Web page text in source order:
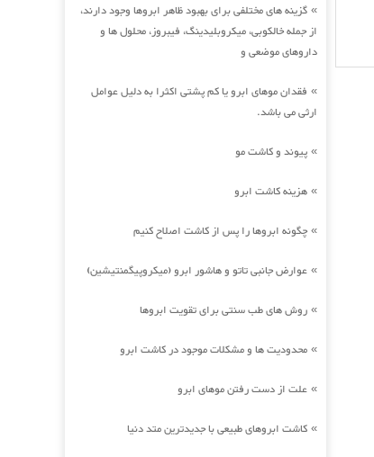
» گزینه های مختلفی برای بهبود ظاهر ابروها وجود دارند،
از جمله خالکوبی، میکروبلیدینگ، فیبروز، محلول ها و
داروهای موضعی و
» فقدان موهای ابرو یا کم پشتی اکثرا به دلیل عوامل
ارثی می باشد.
» پیوند و کاشت مو
» هزینه کاشت ابرو
» چگونه ابروها را پس از کاشت اصلاح کنیم
» عوارض جانبی تاتو و هاشور ابرو (میکروپیگمنتیشین)
» روش های طب سنتی برای تقویت ابروها
» محدودیت ها و مشکلات موجود در کاشت ابرو
» علت از دست رفتن موهای ابرو
» کاشت ابروهای طبیعی با جدیدترین متد دنیا